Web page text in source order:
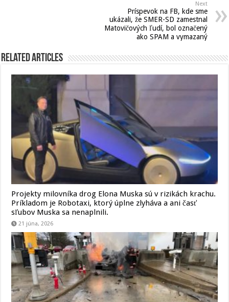
Next
Príspevok na FB, kde sme
ukázali, že SMER-SD zamestnal
Matovičových ľudí, bol označený
ako SPAM a vymazaný
Related Articles
Projekty milovníka drog Elona Muska sú v rizikách krachu.
Príkladom je Robotaxi, ktorý úplne zlyháva a ani časť
sľubov Muska sa nenaplnili.
21 júna, 2026